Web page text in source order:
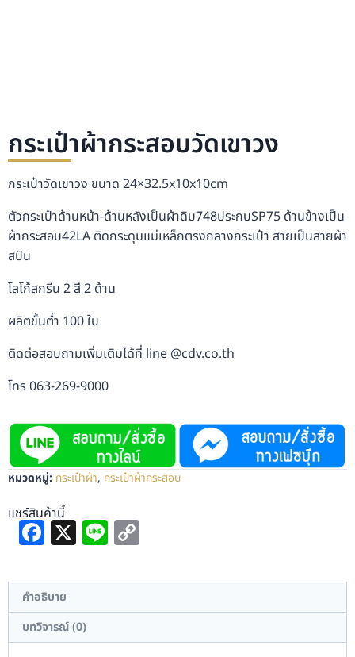
กระเป๋าผ้ากระสอบวัดเขาวง
กระเป๋าวัดเขาวง ขนาด 24×32.5x10x10cm
ตัวกระเป๋าด้านหน้า-ด้านหลังเป็นผ้าดิบ748ประกบSP75 ด้านข้างเป็น
ผ้ากระสอบ42LA ติดกระดุมแม่เหล็กตรงกลางกระเป๋า สายเป็นสายผ้า
สปัน
โลโก้สกรีน 2 สี 2 ด้าน
ผลิตขั้นต่ำ 100 ใบ
ติดต่อสอบถามเพิ่มเติมได้ที่ line @cdv.co.th
โทร 063-269-9000
หมวดหมู่: กระเป๋าผ้า, กระเป๋าผ้ากระสอบ
แชร์สินค้านี้Facebook
X Line
คำอธิบาย
บทวิจารณ์ (0)